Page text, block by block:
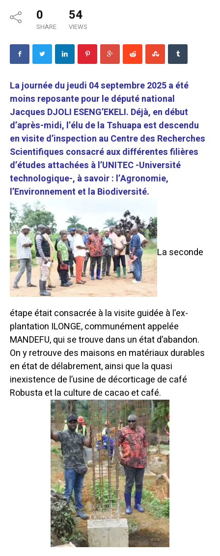
0
SHARE
54
VIEWS
La journée du jeudi 04 septembre 2025 a été
moins reposante pour le député national
Jacques DJOLI ESENG’EKELI. Déjà, en début
d’après-midi, l’élu de la Tshuapa est descendu
en visite d’inspection au Centre des Recherches
Scientifiques consacré aux différentes filières
d’études attachées à l’UNITEC -Université
technologique-, à savoir : l’Agronomie,
l’Environnement et la Biodiversité.
La seconde
étape était consacrée à la visite guidée à l’ex-
plantation ILONGE, communément appelée
MANDEFU, qui se trouve dans un état d’abandon.
On y retrouve des maisons en matériaux durables
en état de délabrement, ainsi que la quasi
inexistence de l’usine de décorticage de café
Robusta et la culture de cacao et café.